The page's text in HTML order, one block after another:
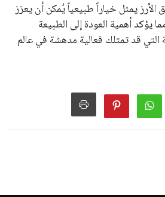
يمثل خياراً طبيعياً يُمكن أن يعزز
أهمية العودة إلى الطبيعة
التي قد تمتلك فعالية مدهشة في عالم